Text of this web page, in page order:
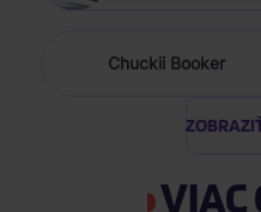
Chuckii Booker
VIAC